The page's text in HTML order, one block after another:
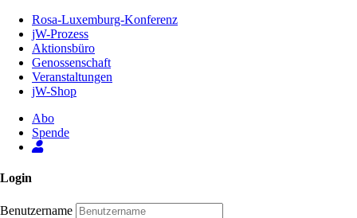
Inhalt
Seite
Rosa-Luxemburg-Konferenz
jW-Prozess
Aktionsbüro
Genossenschaft
Veranstaltungen
jW-Shop
Abo
Spende
Login
Benutzername